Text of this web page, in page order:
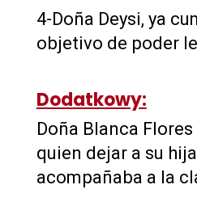
4-Doña Deysi, ya
objetivo de poder
Dodatkowy:
Doña Blanca
quien dejar a su
acompañaba a la